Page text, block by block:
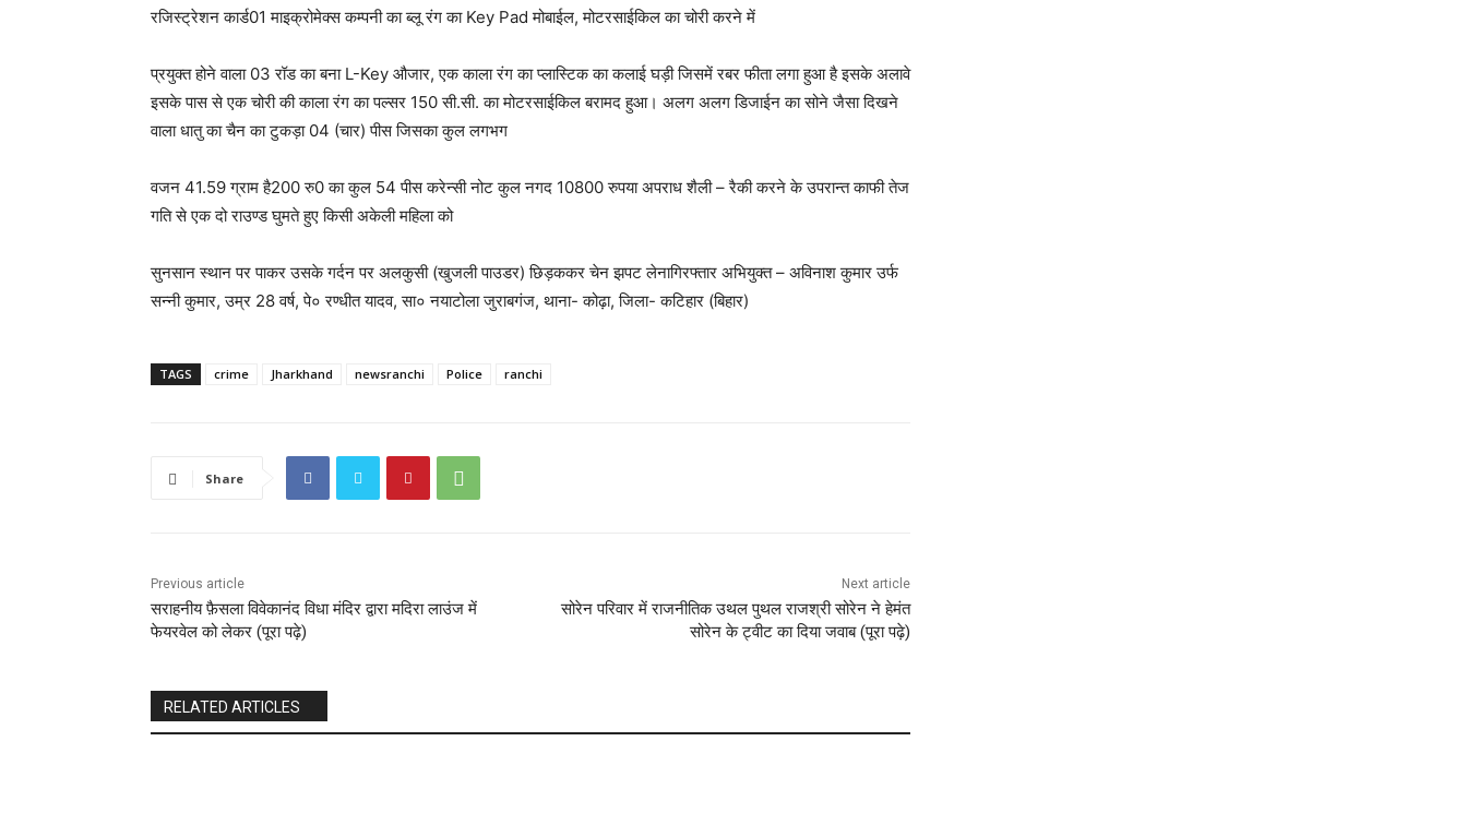
रजिस्ट्रेशन कार्ड01 माइक्रोमेक्स कम्पनी का ब्लू रंग का Key Pad मोबाईल, मोटरसाईकिल का चोरी करने में
प्रयुक्त होने वाला 03 रॉड का बना L-Key औजार, एक काला रंग का प्लास्टिक का कलाई घड़ी जिसमें रबर फीता लगा हुआ है इसके अलावे
इसके पास से एक चोरी की काला रंग का पल्सर 150 सी.सी. का मोटरसाईकिल बरामद हुआ। अलग अलग डिजाईन का सोने जैसा दिखने
वाला धातु का चैन का टुकड़ा 04 (चार) पीस जिसका कुल लगभग
वजन 41.59 ग्राम है200 रु0 का कुल 54 पीस करेन्सी नोट कुल नगद 10800 रुपया अपराध शैली – रैकी करने के उपरान्त काफी तेज
गति से एक दो राउण्ड घुमते हुए किसी अकेली महिला को
सुनसान स्थान पर पाकर उसके गर्दन पर अलकुसी (खुजली पाउडर) छिड़ककर चेन झपट लेनागिरफ्तार अभियुक्त – अविनाश कुमार उर्फ
सन्नी कुमार, उम्र 28 वर्ष, पे० रण्धीत यादव, सा० नयाटोला जुराबगंज, थाना- कोढ़ा, जिला- कटिहार (बिहार)
TAGS crime Jharkhand newsranchi Police ranchi
Share
Previous article
सराहनीय फ़ैसला विवेकानंद विधा मंदिर द्वारा मदिरा लाउंज में
फेयरवेल को लेकर (पूरा पढ़े)
Next article
सोरेन परिवार में राजनीतिक उथल पुथल राजश्री सोरेन ने हेमंत
सोरेन के ट्वीट का दिया जवाब (पूरा पढ़े)
RELATED ARTICLES